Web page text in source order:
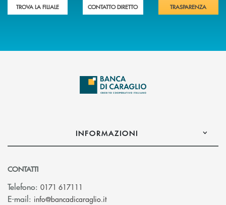
TROVA LA FILIALE CONTATTO DIRETTO TRASPARENZA
INFORMAZIONI
CONTATTI
Telefono: 0171 617111
E-mail: info@bancadicaraglio.it(si apre l’app di posta elettronica)